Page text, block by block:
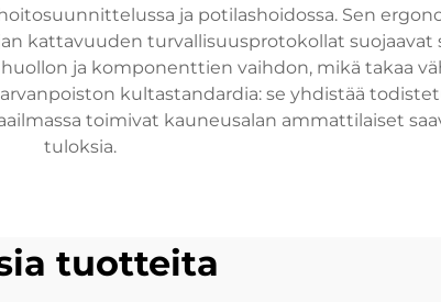
ja potilashoidossa. Sen
kattavuuden turvallisuusprotokollat
ja komponenttien vaihdon, mikä takaa
kultastandardia: se yhdistää
toimivat kauneusalan ammattilaiset
tuloksia.
tuotteita